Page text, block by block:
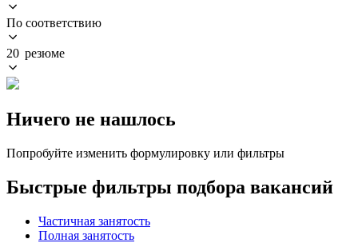
По соответствию
20 резюме
Ничего не нашлось
Попробуйте изменить формулировку или фильтры
Быстрые фильтры подбора вакансий
Частичная занятость
Полная занятость